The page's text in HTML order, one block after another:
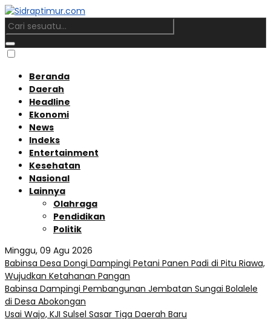
Beranda
Daerah
Headline
Ekonomi
News
Indeks
Entertainment
Kesehatan
Nasional
Lainnya
Olahraga
Pendidikan
Politik
Minggu, 09 Agu 2026
Babinsa Desa Dongi Dampingi Petani Panen Padi di Pitu Riawa,
Wujudkan Ketahanan Pangan
Babinsa Dampingi Pembangunan Jembatan Sungai Bolalele
di Desa Abokongan
Usai Wajo, KJI Sulsel Sasar Tiga Daerah Baru